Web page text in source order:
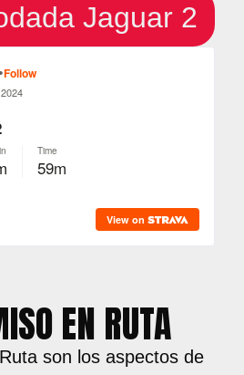
Jaguar 2
EN RUTA
son los aspectos de